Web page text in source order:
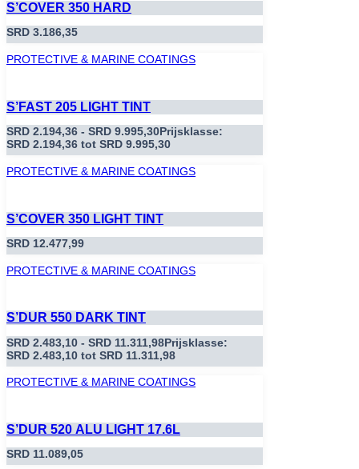
S’COVER 350 HARD
SRD 3.186,35
PROTECTIVE & MARINE COATINGS
S’FAST 205 LIGHT TINT
SRD 2.194,36 - SRD 9.995,30Prijsklasse:
SRD 2.194,36 tot SRD 9.995,30
PROTECTIVE & MARINE COATINGS
S’COVER 350 LIGHT TINT
SRD 12.477,99
PROTECTIVE & MARINE COATINGS
S’DUR 550 DARK TINT
SRD 2.483,10 - SRD 11.311,98Prijsklasse:
SRD 2.483,10 tot SRD 11.311,98
PROTECTIVE & MARINE COATINGS
S’DUR 520 ALU LIGHT 17.6L
SRD 11.089,05